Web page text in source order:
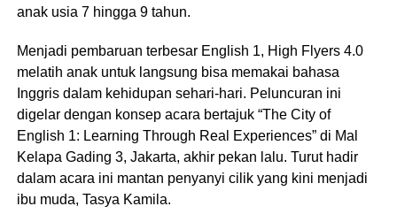
anak usia 7 hingga 9 tahun.
Menjadi pembaruan terbesar English 1, High Flyers 4.0
melatih anak untuk langsung bisa memakai bahasa
Inggris dalam kehidupan sehari-hari. Peluncuran ini
digelar dengan konsep acara bertajuk “The City of
English 1: Learning Through Real Experiences” di Mal
Kelapa Gading 3, Jakarta, akhir pekan lalu. Turut hadir
dalam acara ini mantan penyanyi cilik yang kini menjadi
ibu muda, Tasya Kamila.